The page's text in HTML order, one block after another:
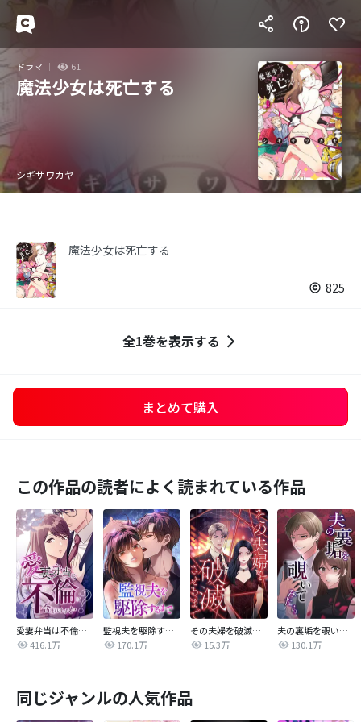
ドラマ 61
魔法少女は死亡する
シギサワカヤ
魔法少女は死亡する
825
全1巻を表示する
まとめて購入
この作品の読者によく読まれている作品
愛妻弁当は不倫に含まれますか？
416.1万
監視夫を駆除するまで
170.1万
その夫婦を破滅させるまで
15.3万
夫の裏垢を覗いてみたら
130.1万
同じジャンルの人気作品